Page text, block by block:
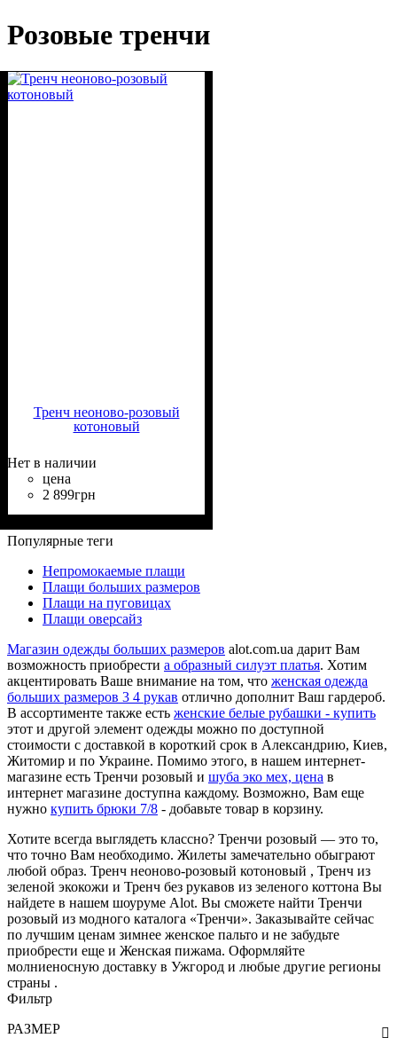
Розовые тренчи
Тренч неоново-розовый
котоновый
Нет в наличии
цена
2 899грн
5% Эластан
Популярные теги
Непромокаемые плащи
Плащи больших размеров
Плащи на пуговицах
Плащи оверсайз
Магазин одежды больших размеров alot.com.ua дарит Вам
возможность приобрести а образный силуэт платья. Хотим
акцентировать Ваше внимание на том, что женская одежда
больших размеров 3 4 рукав отлично дополнит Ваш гардероб.
В ассортименте также есть женские белые рубашки - купить
этот и другой элемент одежды можно по доступной
стоимости с доставкой в короткий срок в Александрию, Киев,
Житомир и по Украине. Помимо этого, в нашем интернет-
магазине есть Тренчи розовый и шуба эко мех, цена в
интернет магазине доступна каждому. Возможно, Вам еще
нужно купить брюки 7/8 - добавьте товар в корзину.
Хотите всегда выглядеть классно? Тренчи розовый — это то,
что точно Вам необходимо. Жилеты замечательно обыграют
любой образ. Тренч неоново-розовый котоновый , Тренч из
зеленой экокожи и Тренч без рукавов из зеленого коттона Вы
найдете в нашем шоуруме Alot. Вы сможете найти Тренчи
розовый из модного каталога «Тренчи». Заказывайте сейчас
по лучшим ценам зимнее женское пальто и не забудьте
приобрести еще и Женская пижама. Оформляйте
молниеносную доставку в Ужгород и любые другие регионы
страны .
Фильтр
РАЗМЕР